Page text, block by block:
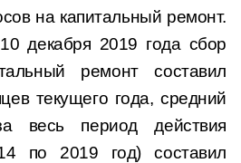
на капитальный ремонт.
декабря 2019 года сбор
ремонт составил
текущего года, средний
весь период действия
по 2019 год) составил